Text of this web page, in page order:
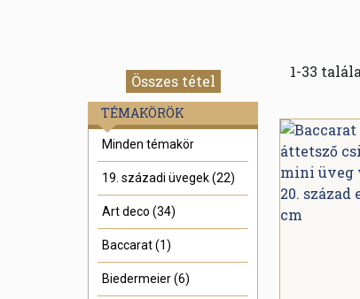
Összes tétel
TÉMAKÖRÖK
Minden témakör
19. századi üvegek (22)
Art deco (34)
Baccarat (1)
Biedermeier (6)
1-33